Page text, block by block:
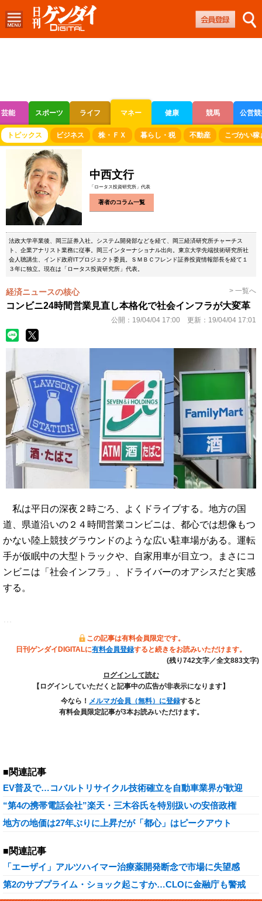
芸能 スポーツ ライフ マネー 健康 競馬 公営
ボートレース 競輪 オートレース
トピックス ビジネス 株・ＦＸ 暮らし・税 不動産 こづかい稼
中西文行
「ロータス投資研究所」代表
著者のコラム一覧
法政大学卒業後、岡三証券入社。システム開発部などを経て、岡三経済研究所チャーチス
ト、企業アナリスト業務に従事。岡三インターナショナル出向。東京大学先端技術研究所社
会人聴講生、インド政府ITプロジェクト委員。ＳＭＢＣフレンド証券投資情報部長を経て１
３年に独立。現在は「ロータス投資研究所」代表。
経済ニュースの核心 > 一覧へ
コンビニ24時間営業見直し本格化で社会インフラが大変革
公開： 19/04/04 17:00 更新： 19/04/04 17:01
私は平日の深夜２時ごろ、よくドライブする。地方の国
道、県道沿いの２４時間営業コンビニは、都心では想像もつ
かない陸上競技グラウンドのような広い駐車場がある。運転
手が仮眠中の大型トラックや、自家用車が目立つ。まさにコ
ンビニは「社会インフラ」、ドライバーのオアシスだと実感
する。
この記事は有料会員限定です。
日刊ゲンダイDIGITALに有料会員登録すると続きをお読みいただけます。
(残り742文字／全文883文字)
ログインして読む
【ログインしていただくと記事中の広告が非表示になります】
今なら！ メルマガ会員（無料）に登録すると
有料会員限定記事が3本お読みいただけます。
■関連記事
EV普及で…コバルトリサイクル技術確立を自動車業界が歓迎
“第4の携帯電話会社”楽天・三木谷氏を特別扱いの安倍政権
地方の地価は27年ぶりに上昇だが「都心」はピークアウト
■関連記事
「エーザイ」アルツハイマー治療薬開発断念で市場に失望感
第2のサブプライム・ショック起こすか…CLOに金融庁も警戒